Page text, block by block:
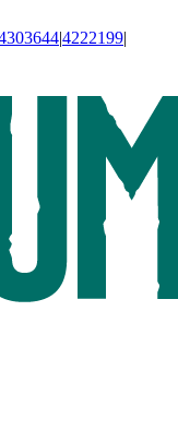
|4222199|